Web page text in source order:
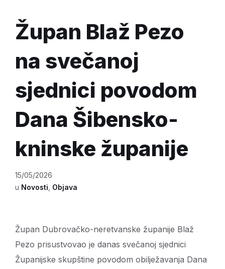
Župan Blaž Pezo
na svečanoj
sjednici povodom
Dana Šibensko-
kninske županije
15/05/2026
u Novosti Objava
Župan Dubrovačko-neretvanske županije Blaž
Pezo prisustvovao je danas svečanoj sjednici
Županijske skupštine povodom obilježavanja Dana